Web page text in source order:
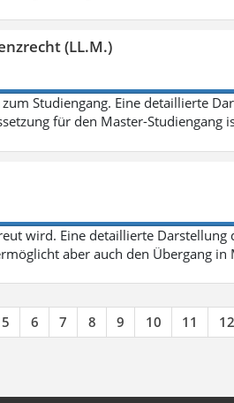
(LL.M.)
Studiengang. Eine detaillierte
für den Master-
wird. Eine detaillierte
aber auch den Übergang in
5 6 7 8 9 10 11 12